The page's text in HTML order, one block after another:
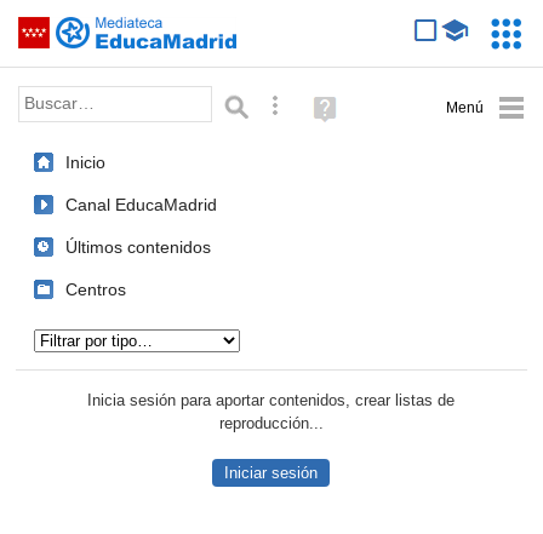
Saltar navegación
Palabra o frase: Búsqueda avanzada
Ayuda
(en
Inicio
Canal EducaMadrid
Últimos contenidos
Centros
Inicia sesión para aportar contenidos, crear listas de
reproducción...
Iniciar sesión